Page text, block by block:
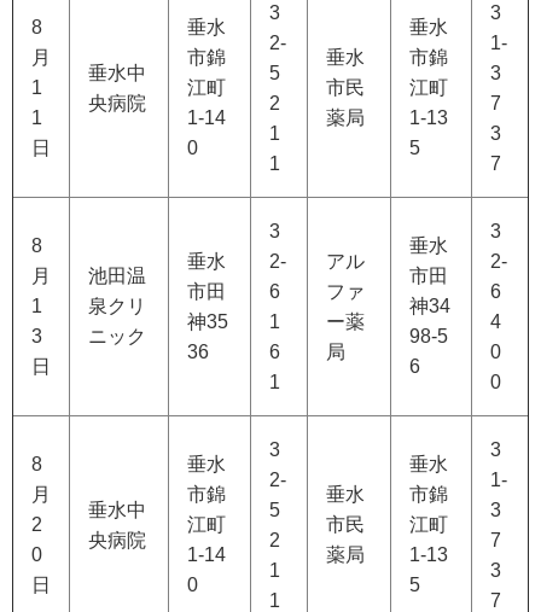
8
月
1
1
日
垂水中
央病院
垂水
市錦
江町
1-14
0
3
2-
5
2
1
1
垂水
市民
薬局
垂水
市錦
江町
1-13
5
3
1-
3
7
3
7
8
月
1
3
日
池田温
泉クリ
ニック
垂水
市田
神35
36
3
2-
6
1
6
1
アル
ファ
ー薬
局
垂水
市田
神34
98-5
6
3
2-
6
4
0
0
8
月
2
0
日
垂水中
央病院
垂水
市錦
江町
1-14
0
3
2-
5
2
1
1
垂水
市民
薬局
垂水
市錦
江町
1-13
5
3
1-
3
7
3
7